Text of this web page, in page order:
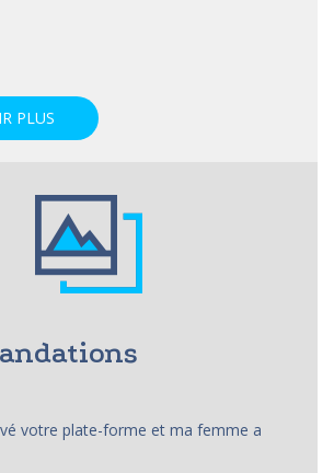
PLUS
votre plate-forme et ma femme a